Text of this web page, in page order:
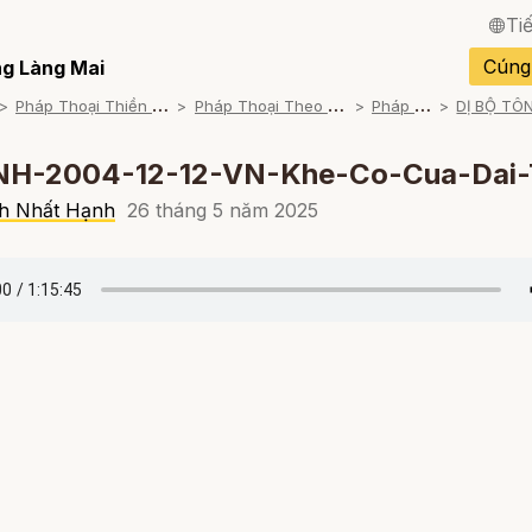
English / Tiếng Anh
Français / Tiếng Pháp
Español / Tiếng Tây
Português / Tiếng Bồ
Làng Mai
P
háp Thoại Thiền Sư Thích Nhất Hạnh P
háp Thoại Theo Bộ An Cư Kiết Đông P
háp Thoại Mp3
2004-12-12-VN-Khe-Co-Cua-Dai-
Nhất Hạnh 26 tháng 5 năm 2025